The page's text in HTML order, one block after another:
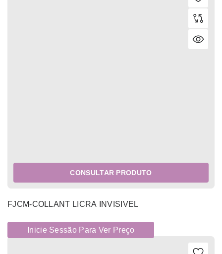
CONSULTAR PRODUTO
FJCM-COLLANT LICRA INVISIVEL
Inicie Sessão Para Ver Preço